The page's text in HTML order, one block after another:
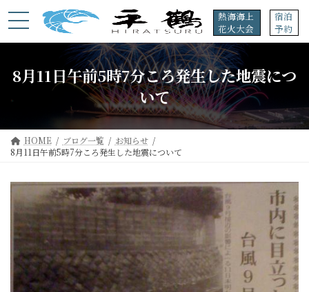
ン
プ
ビ
動
熱海海上
花火大会
宿泊
予約
8月11日午前5時7分ころ発生した地震につ
いて
HOME ブログ一覧
お知らせ
8月11日午前5時7分ころ発生した地震について